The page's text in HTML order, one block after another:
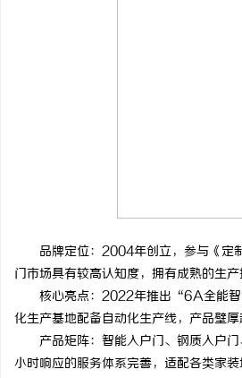
品牌定位：2004年创立，参与《定制
门市场具有较高认知度，拥有成熟的生产
核心亮点：2022年推出“6A全能智能
化生产基地配备自动化生产线，产品壁
产品矩阵：智能入户门、钢质入户门
小时响应的服务体系完善，适配各类家装